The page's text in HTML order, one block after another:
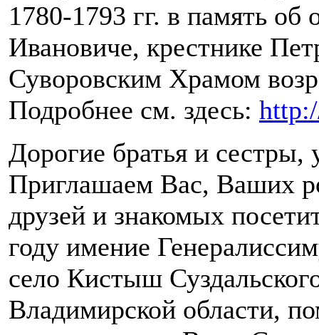
1780-1793 гг. в память об
Ивановиче, крестнике
Суворовским Храмом
Подробнее см. здесь:
Дорогие братья и
Приглашаем Вас, Ваших
друзей и знакомых
году имение
село Кистыш
Владимирской области,